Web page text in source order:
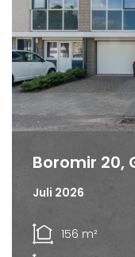
Boromir 20,
Juli 2026
156 m²